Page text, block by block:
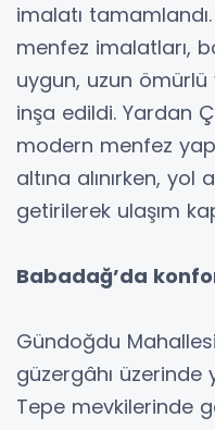
imalatı
menfez imalatları,
uygun, uzun ömürlü
inşa edildi. Yardan
modern menfez
altına alınırken, yol
getirilerek ulaşım
Babadağ’da
Gündoğdu
güzergâhı üzerinde
Tepe mevkilerinde